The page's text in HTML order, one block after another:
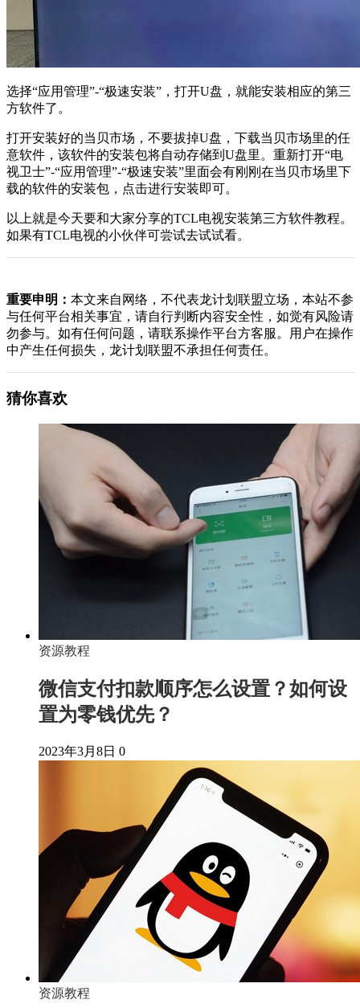
选择“应用管理”-“极速安装”，打开U盘，就能安装相应的第三
方软件了。
打开安装好的当贝市场，不要拔掉U盘，下载当贝市场里的任
意软件，该软件的安装包将自动存储到U盘里。重新打开“电
视卫士”-“应用管理”-“极速安装”里面会有刚刚在当贝市场里下
载的软件的安装包，点击进行安装即可。
以上就是今天要和大家分享的TCL电视安装第三方软件教程。
如果有TCL电视的小伙伴可尝试去试试看。
重要申明： 本文来自网络，不代表龙计划联盟立场，本站不参
与任何平台相关事宜，请自行判断内容安全性，如觉有风险请
勿参与。如有任何问题，请联系操作平台方客服。用户在操作
中产生任何损失，龙计划联盟不承担任何责任。
猜你喜欢
资源教程
微信支付扣款顺序怎么设置？如何设
置为零钱优先？
2023年3月8日 0
资源教程